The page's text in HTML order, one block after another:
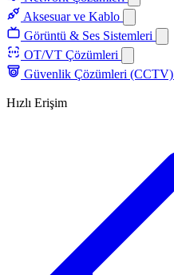
Aksesuar ve Kablo
Görüntü & Ses Sistemleri
OT/VT Çözümleri
Güvenlik Çözümleri (CCTV)
Hızlı Erişim